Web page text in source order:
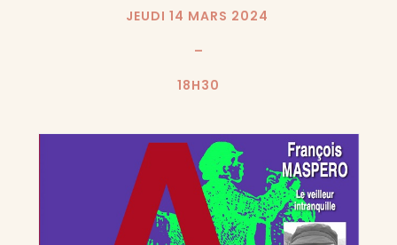
JEUDI 14 MARS 2024
–
18H30